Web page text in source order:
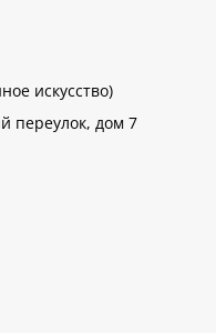
искусство)
переулок, дом 7